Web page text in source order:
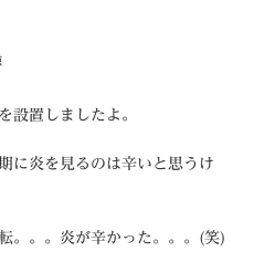
設置しましたよ。
に炎を見るのは辛いと思うけ
。。。炎が辛かった。。。(笑)